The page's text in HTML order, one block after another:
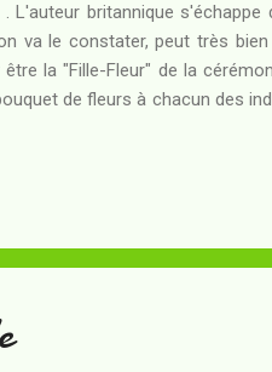
L'auteur britannique
va le constater, peut très
la "Fille-Fleur" de la
de fleurs à chacun des
du bord pour cultiver leur
Electrique", laquelle est rép...